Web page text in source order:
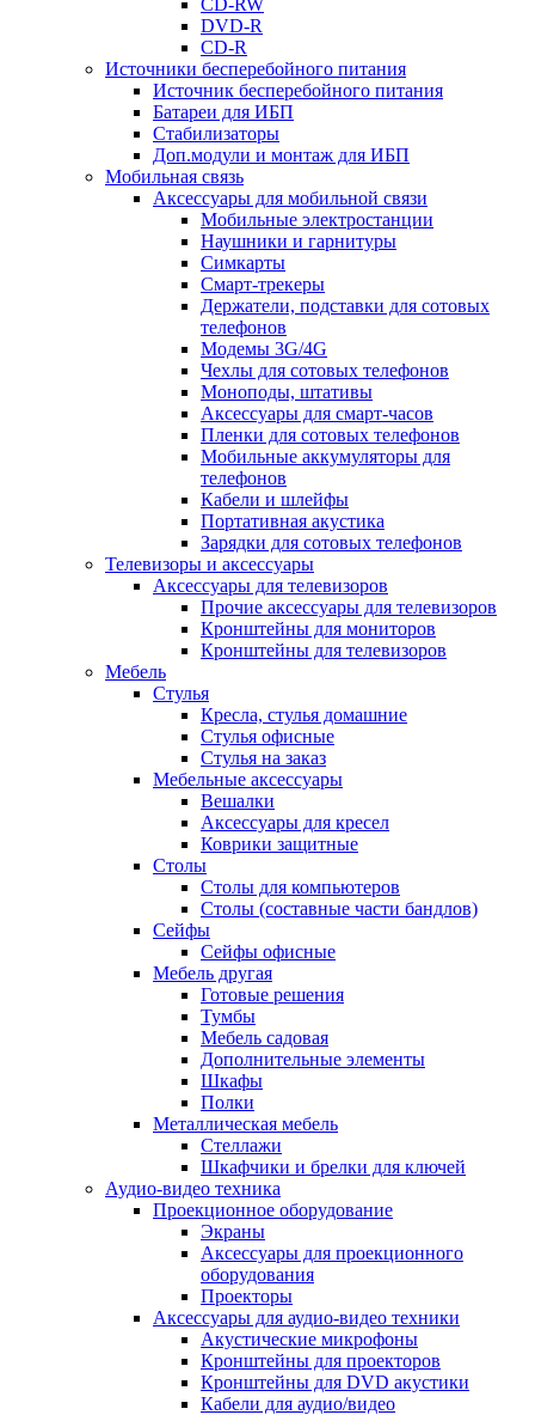
CD-RW
DVD-R
CD-R
Источники бесперебойного питания
Источник бесперебойного питания
Батареи для ИБП
Стабилизаторы
Доп.модули и монтаж для ИБП
Мобильная связь
Аксессуары для мобильной связи
Мобильные электростанции
Наушники и гарнитуры
Симкарты
Смарт-трекеры
Держатели, подставки для сотовых
телефонов
Модемы 3G/4G
Чехлы для сотовых телефонов
Моноподы, штативы
Аксессуары для смарт-часов
Пленки для сотовых телефонов
Мобильные аккумуляторы для
телефонов
Кабели и шлейфы
Портативная акустика
Зарядки для сотовых телефонов
Телевизоры и аксессуары
Аксессуары для телевизоров
Прочие аксессуары для телевизоров
Кронштейны для мониторов
Кронштейны для телевизоров
Мебель
Стулья
Кресла, стулья домашние
Стулья офисные
Стулья на заказ
Мебельные аксессуары
Вешалки
Аксессуары для кресел
Коврики защитные
Столы
Столы для компьютеров
Столы (составные части бандлов)
Сейфы
Сейфы офисные
Мебель другая
Готовые решения
Тумбы
Мебель садовая
Дополнительные элементы
Шкафы
Полки
Металлическая мебель
Стеллажи
Шкафчики и брелки для ключей
Аудио-видео техника
Проекционное оборудование
Экраны
Аксессуары для проекционного
оборудования
Проекторы
Аксессуары для аудио-видео техники
Акустические микрофоны
Кронштейны для проекторов
Кронштейны для DVD акустики
Кабели для аудио/видео